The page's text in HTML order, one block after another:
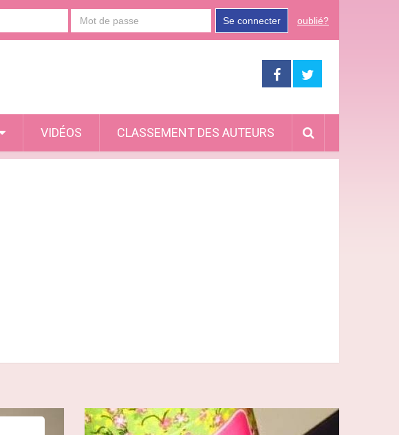
Se connecter oublié?
VIDÉOS CLASSEMENT DES AUTEURS